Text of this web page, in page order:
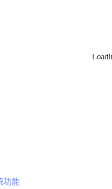
功能